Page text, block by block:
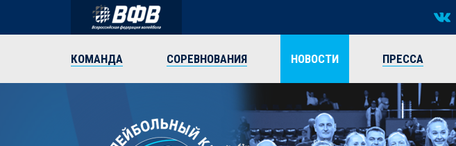
КОМАНДА СОРЕВНОВАНИЯ НОВОСТИ ПРЕССА